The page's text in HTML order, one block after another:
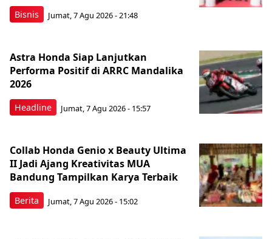
Bisnis Jumat, 7 Agu 2026 - 21:48
Headline
Astra Honda Siap Lanjutkan
Performa Positif di ARRC Mandalika
2026
Jumat, 7 Agu 2026 - 15:57
Berita
Collab Honda Genio x Beauty Ultima
II Jadi Ajang Kreativitas MUA
Bandung Tampilkan Karya Terbaik
Jumat, 7 Agu 2026 - 15:02